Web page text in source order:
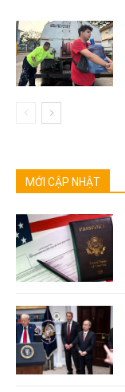
MỚI CẬP NHẬT